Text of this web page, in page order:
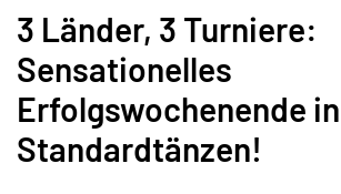
3 Länder, 3 Turniere:
Sensationelles
Erfolgswochenende
Standardtänzen!